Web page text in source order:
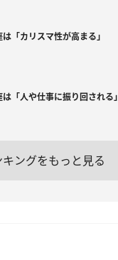
は「カリスマ性が高まる」
「人や仕事に振り回される」
キングをもっと見る